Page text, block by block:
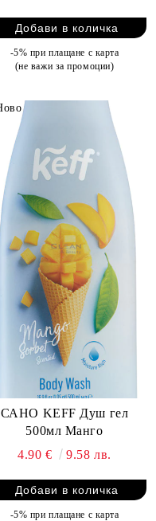
-5% при плащане с карта
(не важи за промоции)
САНО KEFF Душ гел
500мл Манго
4.90 €
9.58 лв.
-5% при плащане с карта